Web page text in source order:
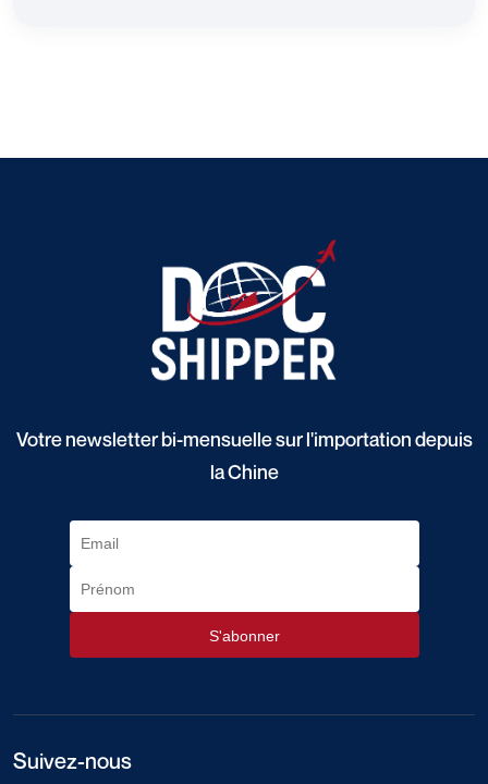
Votre newsletter bi-mensuelle sur l'importation depuis
la Chine
Suivez-nous